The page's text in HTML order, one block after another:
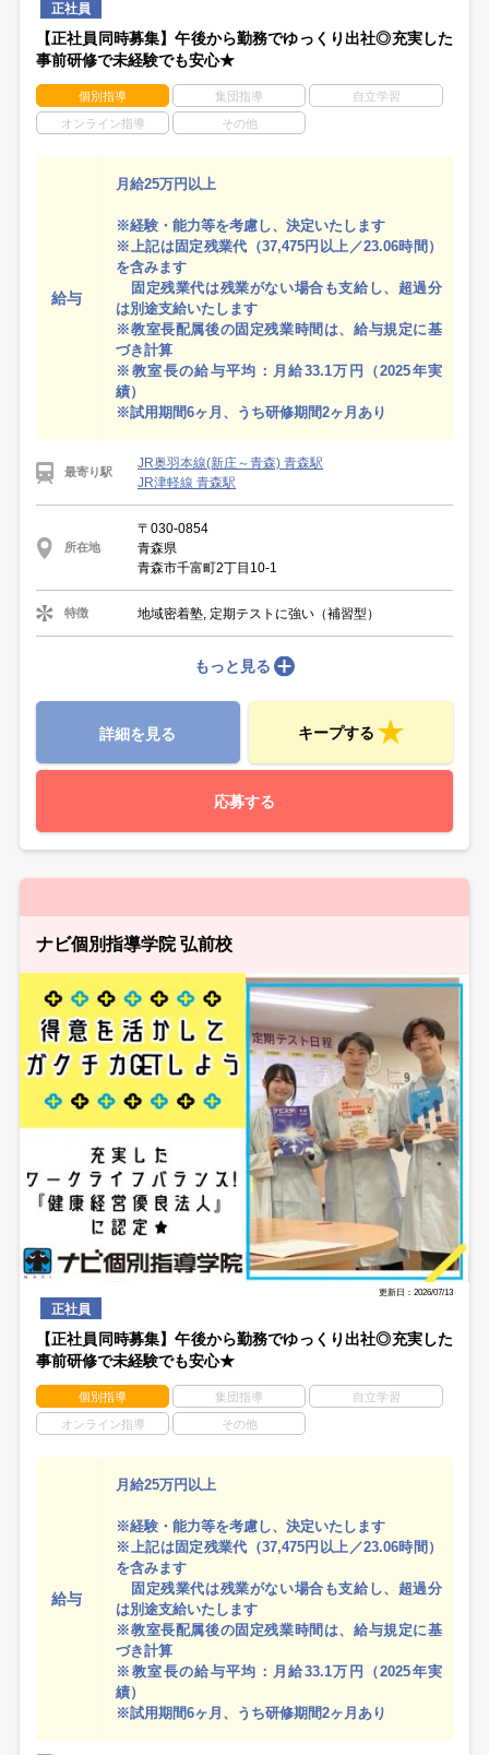
正社員
【正社員同時募集】午後から勤務でゆっくり出社◎充実した
事前研修で未経験でも安心★
個別指導 集団指導 自立学習
オンライン指導 その他
給与
月給25万円以上
※経験・能力等を考慮し、決定いたします
※上記は固定残業代（37,475円以上／23.06時間）
を含みます
固定残業代は残業がない場合も支給し、超過分
は別途支給いたします
※教室長配属後の固定残業時間は、給与規定に基
づき計算
※教室長の給与平均：月給33.1万円（2025年実
績）
※試用期間6ヶ月、うち研修期間2ヶ月あり
最寄り駅
JR奥羽本線(新庄～青森) 青森駅
JR津軽線 青森駅
所在地
〒030-0854
青森県
青森市千富町2丁目10-1
特徴 地域密着塾, 定期テストに強い（補習型）
もっと見る
詳細を見る キープする
応募する
ナビ個別指導学院 弘前校
更新日：2026/07/13
正社員
【正社員同時募集】午後から勤務でゆっくり出社◎充実した
事前研修で未経験でも安心★
個別指導 集団指導 自立学習
オンライン指導 その他
給与
月給25万円以上
※経験・能力等を考慮し、決定いたします
※上記は固定残業代（37,475円以上／23.06時間）
を含みます
固定残業代は残業がない場合も支給し、超過分
は別途支給いたします
※教室長配属後の固定残業時間は、給与規定に基
づき計算
※教室長の給与平均：月給33.1万円（2025年実
績）
※試用期間6ヶ月、うち研修期間2ヶ月あり